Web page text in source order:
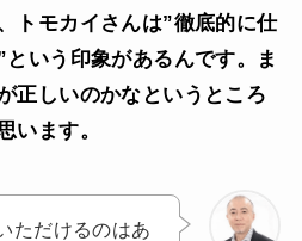
トモカイさんは”徹底的に仕
いう印象があるんです。ま
正しいのかなというところ
います。
ただけるのはあ